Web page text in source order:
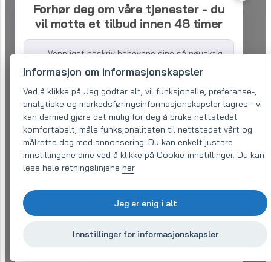
Forhør deg om våre tjenester - du
vil motta et tilbud innen 48 timer
Vennligst beskriv behovene dine så nøyaktig
forespørselen din og sender deg videre til en
egnet spesialist. Han eller hun kan kontakte
deg for mer informasjon på kontaktene som
er oppført.
Selskapets navn:
Informasjon om informasjonskapsler
Ved å klikke på Jeg godtar alt, vil funksjonelle, preferanse-,
analytiske og markedsføringsinformasjonskapsler lagres - vi
kan dermed gjøre det mulig for deg å bruke nettstedet
komfortabelt, måle funksjonaliteten til nettstedet vårt og
målrette deg med annonsering. Du kan enkelt justere
innstillingene dine ved å klikke på Cookie-innstillinger. Du kan
lese hele retningslinjene her.
Jeg er enig i alt
Innstillinger for informasjonskapsler